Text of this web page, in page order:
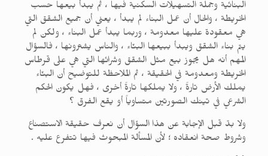
البنائية وجملة التسهيلات السكنية فيها ، ثم يبدأ بيعها حسب
الخريطة ، والحال أن عمل البناء لم يبدأ ، يعني أن جميع الشقق التي
هي معقودة عليها معدومة ، وربما يبدأ عمل البناء ، ولكن لم
يتم بناء الشقق ويبدأ ببيعها البنّاء ، والناس يشترونها ، فالسؤال
المهم أنه هل يجوز بيع مثل الشقق وشرائها التي هي على قرطاس
الخريطة ومعدومة في الحقيقة ، ثم الملاحظة للتوضيح أن البنّاء
يملك الأرض تارةً ، ولا يملكها تارةً أخرى ، فهل يكون الحكم
الشرعي في تينك الصورتين متساوياً أو يقع الفرق ؟
ولا بدّ قبل الإجابة عن هذا السؤال أن نعرف حقيقة الاستصناع
وشروط صحة انعقاده ؛ لأن المسألة المبحوث فيها تتفرع عليه .